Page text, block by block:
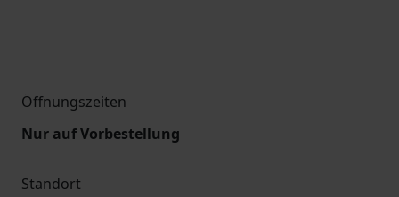
Öffnungszeiten
Nur auf Vorbestellung
Standort